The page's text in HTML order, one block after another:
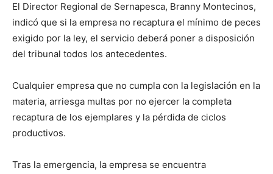
El Director Regional de Sernapesca, Branny Montecinos,
indicó que si la empresa no recaptura el mínimo de peces
exigido por la ley, el servicio deberá poner a disposición
del tribunal todos los antecedentes.
Cualquier empresa que no cumpla con la legislación en la
materia, arriesga multas por no ejercer la completa
recaptura de los ejemplares y la pérdida de ciclos
productivos.
Tras la emergencia, la empresa se encuentra